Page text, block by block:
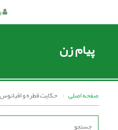
پیام زن
صفحه اصلی حکایت قطره و اقیانوس